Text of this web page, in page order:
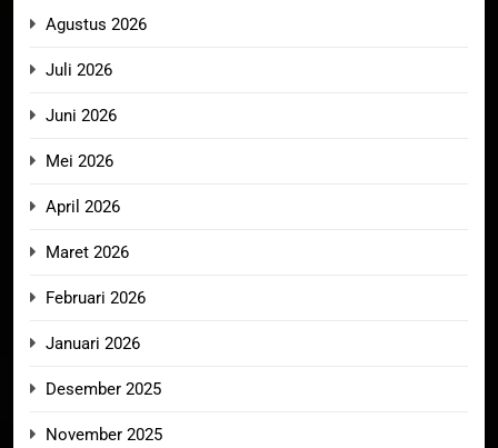
Agustus 2026
Juli 2026
Juni 2026
Mei 2026
April 2026
Maret 2026
Februari 2026
Januari 2026
Desember 2025
November 2025